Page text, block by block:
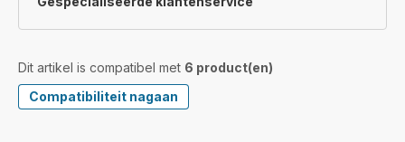
Dit artikel is compatibel met 6 product(en)
Compatibiliteit nagaan